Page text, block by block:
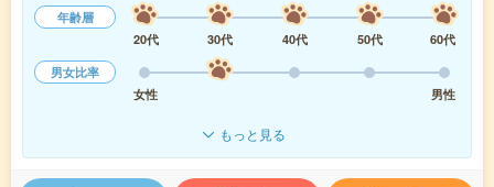
年齢層
20代
30代 40代 50代
60代
男女比率
女性
男性
もっと見る